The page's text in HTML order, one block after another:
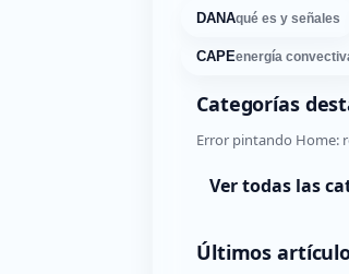
DANAqué es y señales
CAPEenergía
Categorías
Error pintando Home:
Ver todas las
Últimos